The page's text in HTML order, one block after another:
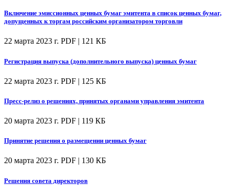
Включение эмиссионных ценных бумаг эмитента в список ценных бумаг,
допущенных к торгам российским организатором торговли
22 марта 2023 г. PDF | 121 КБ
Регистрация выпуска (дополнительного выпуска) ценных бумаг
22 марта 2023 г. PDF | 125 КБ
Пресс-релиз о решениях, принятых органами управления эмитента
20 марта 2023 г. PDF | 119 КБ
Принятие решения о размещении ценных бумаг
20 марта 2023 г. PDF | 130 КБ
Решения совета директоров